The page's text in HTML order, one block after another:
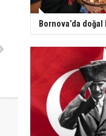
Bornova’da